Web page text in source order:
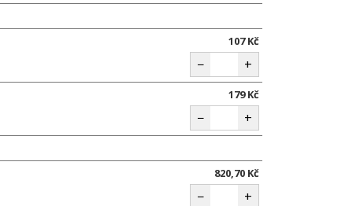
107 Kč
− +
179 Kč
− +
820,70 Kč
− +